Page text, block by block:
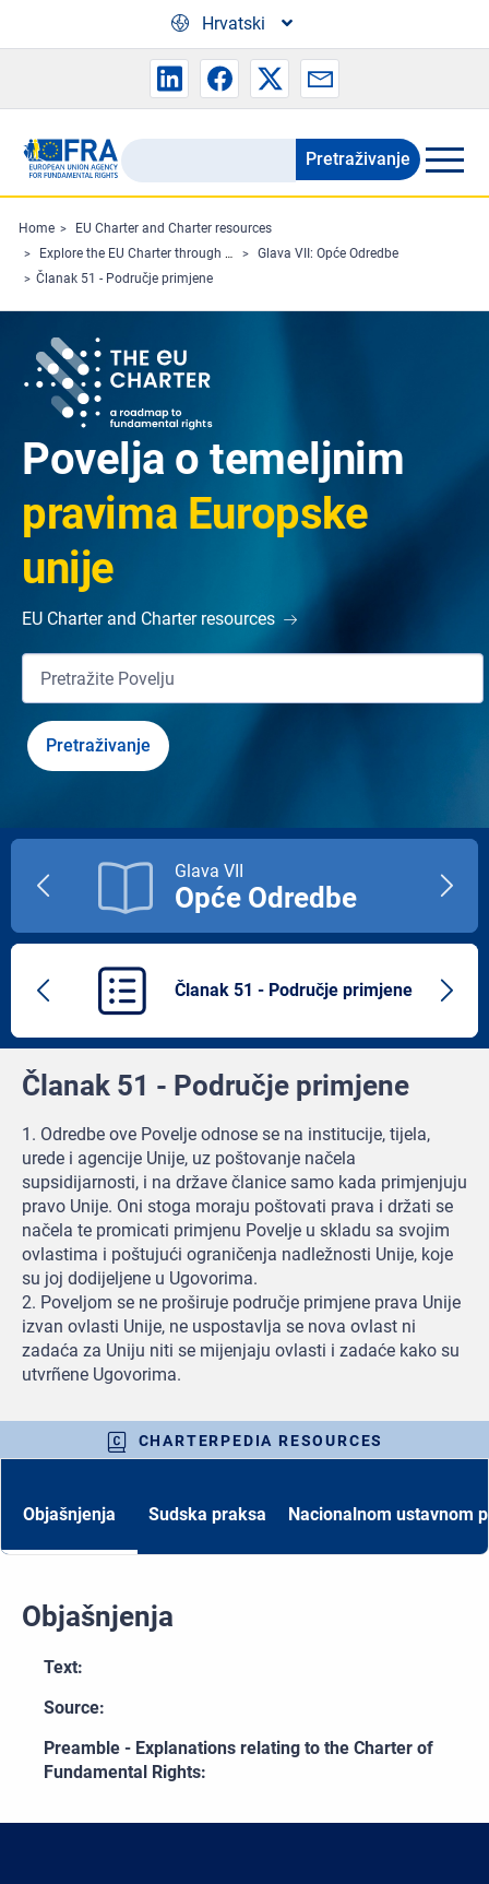
Hrvatski
Search
the
FRA
website
Pretraživanje
Home
EU Charter and Charter resources
Explore the EU Charter through Charterpedia
Glava VII: Opće Odredbe
Članak 51 - Područje primjene
Povelja o temeljnim
pravima Europske
unije
EU Charter and Charter resources
Glava VII
Opće Odredbe
Previous
Članak 51 - Područje primjene
Članak 51 - Područje primjene
1. Odredbe ove Povelje odnose se na institucije, tijela,
urede i agencije Unije, uz poštovanje načela
supsidijarnosti, i na države članice samo kada primjenjuju
pravo Unije. Oni stoga moraju poštovati prava i držati se
načela te promicati primjenu Povelje u skladu sa svojim
ovlastima i poštujući ograničenja nadležnosti Unije, koje
su joj dodijeljene u Ugovorima.
2. Poveljom se ne proširuje područje primjene prava Unije
izvan ovlasti Unije, ne uspostavlja se nova ovlast ni
zadaća za Uniju niti se mijenjaju ovlasti i zadaće kako su
utvrñene Ugovorima.
CHARTERPEDIA RESOURCES
Objašnjenja Sudska praksa Nacionalnom ustavnom
Objašnjenja
Text:
Source:
Preamble - Explanations relating to the Charter of
Fundamental Rights: